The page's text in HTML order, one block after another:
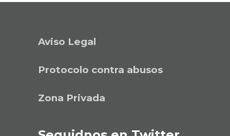
Aviso Legal
Protocolo contra abusos
Zona Privada